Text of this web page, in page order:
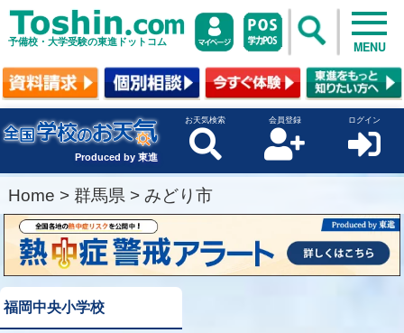
予備校・大学受験の東進ドットコム MENU
Produced by 東進
お天気検索 会員登録 ログイン
Home > 群馬県 > みどり市
福岡中央小学校